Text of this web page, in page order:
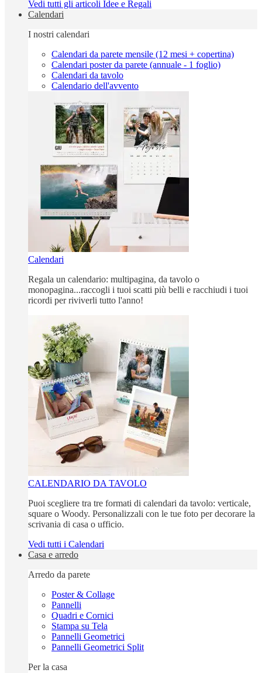
Vedi tutti gli articoli Idee e Regali
Calendari
I nostri calendari
Calendari da parete mensile (12 mesi + copertina)
Calendari poster da parete (annuale - 1 foglio)
Calendari da tavolo
Calendario dell'avvento
Calendari
Regala un calendario: multipagina, da tavolo o
monopagina...raccogli i tuoi scatti più belli e racchiudi i tuoi
ricordi per riviverli tutto l'anno!
CALENDARIO DA TAVOLO
Puoi scegliere tra tre formati di calendari da tavolo: verticale,
square o Woody. Personalizzali con le tue foto per decorare la
scrivania di casa o ufficio.
Vedi tutti i Calendari
Casa e arredo
Arredo da parete
Poster & Collage
Pannelli
Quadri e Cornici
Stampa su Tela
Pannelli Geometrici
Pannelli Geometrici Split
Per la casa